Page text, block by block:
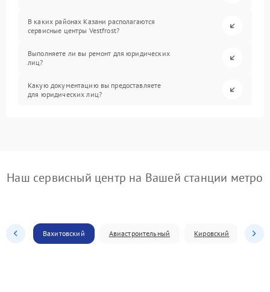
В каких районах Казани располагаются
сервисные центры Vestfrost?
Выполняете ли вы ремонт для юридических
лиц?
Какую документацию вы предоставляете
для юридических лиц?
Наш сервисный центр на Вашей станции метро
Вахитовский Авиастроительный Кировский